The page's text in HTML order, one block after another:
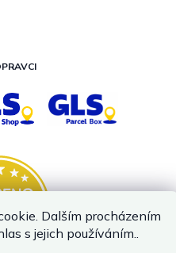
Dalším procházením
s jejich používáním..